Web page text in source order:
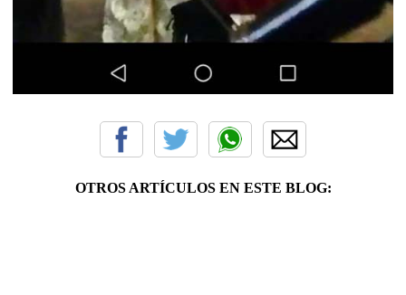
OTROS ARTÍCULOS EN ESTE BLOG: